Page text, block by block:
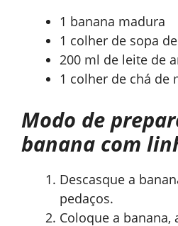
1 banana madura
1 colher de sopa
200 ml de leite de
1 colher de chá de
Modo de
banana com
Descasque a
pedaços.
Coloque a banana,